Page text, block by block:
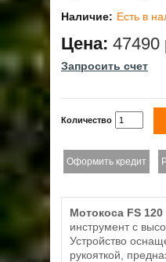
Наличие: Есть в
Цена: 47490
Запросить счет
Количество
Оформить кредит
Мотокоса FS 120
инструмент с
Устройство
рукояткой,